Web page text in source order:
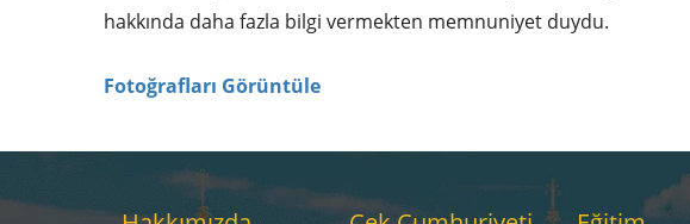
hakkında daha fazla bilgi vermekten memnuniyet duydu.
Fotoğrafları Görüntüle